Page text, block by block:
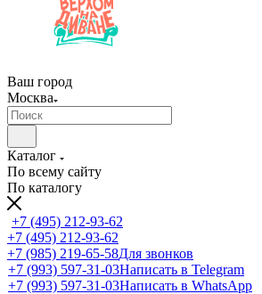
Ваш город
Москва
Каталог
По всему сайту
По каталогу
+7 (495) 212-93-62
+7 (495) 212-93-62
+7 (985) 219-65-58Для звонков
+7 (993) 597-31-03Написать в Telegram
+7 (993) 597-31-03Написать в WhatsApp